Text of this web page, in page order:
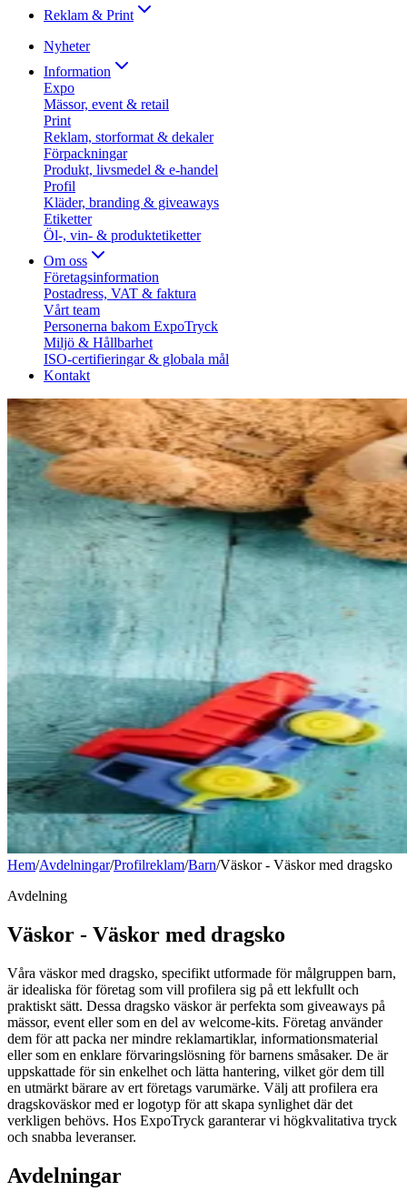
Reklam & Print
Nyheter
Information
Expo
Mässor, event & retail
Print
Reklam, storformat & dekaler
Förpackningar
Produkt, livsmedel & e-handel
Profil
Kläder, branding & giveaways
Etiketter
Öl-, vin- & produktetiketter
Om oss
Företagsinformation
Postadress, VAT & faktura
Vårt team
Personerna bakom ExpoTryck
Miljö & Hållbarhet
ISO-certifieringar & globala mål
Kontakt
Hem/Avdelningar/Profilreklam/Barn/Väskor - Väskor med dragsko
Avdelning
Väskor - Väskor med dragsko
Våra väskor med dragsko, specifikt utformade för målgruppen barn,
är idealiska för företag som vill profilera sig på ett lekfullt och
praktiskt sätt. Dessa dragsko väskor är perfekta som giveaways på
mässor, event eller som en del av welcome-kits. Företag använder
dem för att packa ner mindre reklamartiklar, informationsmaterial
eller som en enklare förvaringslösning för barnens småsaker. De är
uppskattade för sin enkelhet och lätta hantering, vilket gör dem till
en utmärkt bärare av ert företags varumärke. Välj att profilera era
dragskoväskor med er logotyp för att skapa synlighet där det
verkligen behövs. Hos ExpoTryck garanterar vi högkvalitativa tryck
och snabba leveranser.
Avdelningar